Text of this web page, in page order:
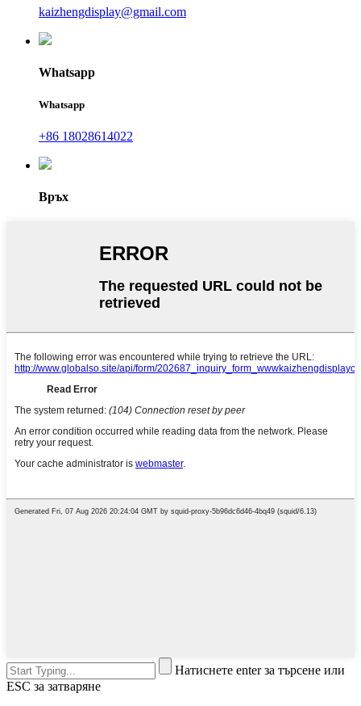
kaizhengdisplay@gmail.com
Whatsapp
Whatsapp
+86 18028614022
Връх
Натиснете enter за търсене или
ESC за затваряне